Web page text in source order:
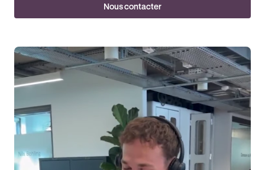
Nous contacter